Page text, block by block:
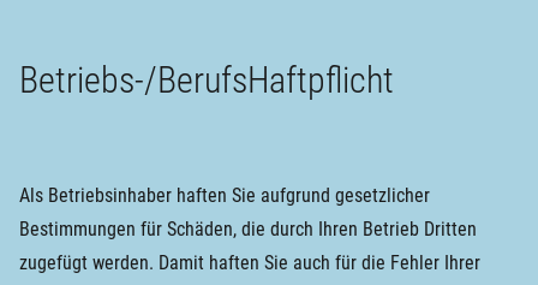
Betriebs-/BerufsHaftpflicht
Als Betriebsinhaber haften Sie aufgrund gesetzlicher
Bestimmungen für Schäden, die durch Ihren Betrieb Dritten
zugefügt werden. Damit haften Sie auch für die Fehler Ihrer